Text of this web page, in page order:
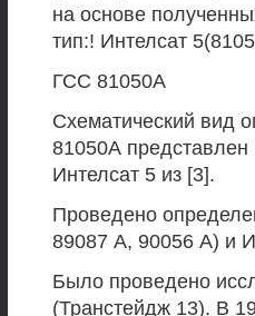
на основе
тип:! Интелсат
ГСС 81050А
Схематический вид
81050А представлен
Интелсат 5 из [3].
Проведено
89087 А, 90056 А) и
Было проведено
(Транстейдж 13). В